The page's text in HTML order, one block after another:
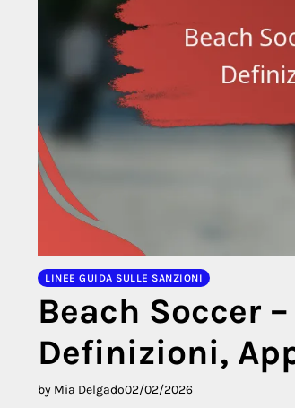
LINEE GUIDA SULLE SANZIONI
Beach Soccer
Definizioni,
by Mia Delgado02/02/2026